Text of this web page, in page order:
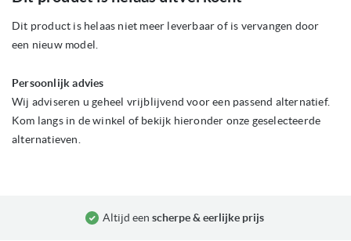
begin
van
Dit product is helaas niet meer leverbaar of is vervangen door
een nieuw model.
Persoonlijk advies
Wij adviseren u geheel vrijblijvend voor een passend alternatief.
Kom langs in de winkel of bekijk hieronder onze geselecteerde
alternatieven.
Altijd een scherpe & eerlijke prijs